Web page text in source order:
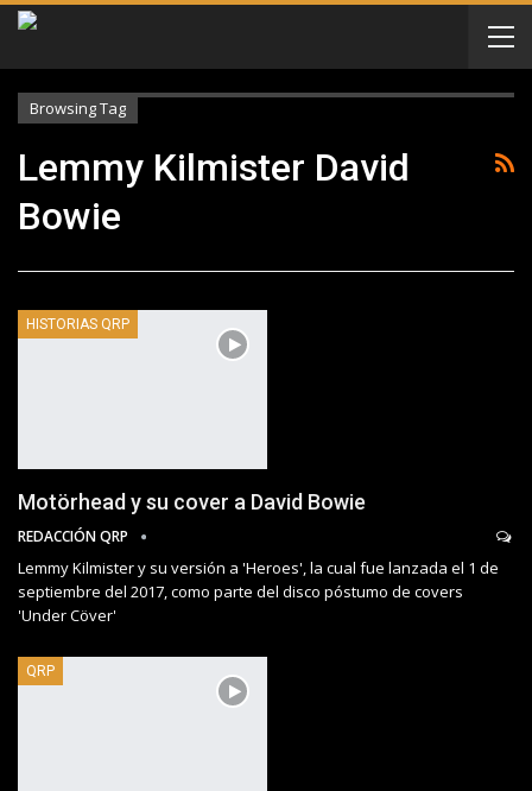
Browsing Tag
Lemmy Kilmister David
Bowie
HISTORIAS QRP
Motörhead y su cover a David Bowie
REDACCIÓN QRP
Lemmy Kilmister y su versión a 'Heroes', la cual fue lanzada el 1 de
septiembre del 2017, como parte del disco póstumo de covers
'Under Cöver'
QRP